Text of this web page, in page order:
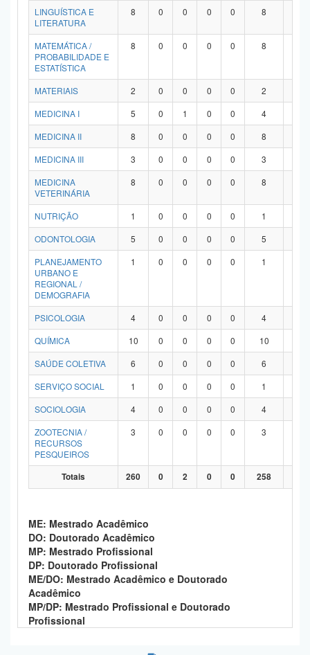
LINGUÍSTICA E
LITERATURA
8 0 0 0 0 8
MATEMÁTICA /
PROBABILIDADE E
ESTATÍSTICA
8 0 0 0 0 8
MATERIAIS 2 0 0 0 0 2
MEDICINA I
5 0 1 0 0 4
MEDICINA II
8 0 0 0 0 8
MEDICINA III
3 0 0 0 0 3
MEDICINA
VETERINÁRIA
8 0 0 0 0 8
NUTRIÇÃO 1 0 0 0 0 1
ODONTOLOGIA
5 0 0 0 0 5
PLANEJAMENTO
URBANO E
REGIONAL /
DEMOGRAFIA
1 0 0 0 0 1
PSICOLOGIA 4 0 0 0 0 4
QUÍMICA
10 0 0 0 0 10
SAÚDE COLETIVA
6 0 0 0 0 6
SERVIÇO SOCIAL
1 0 0 0 0 1
SOCIOLOGIA
4 0 0 0 0 4
ZOOTECNIA /
RECURSOS
PESQUEIROS
3 0 0 0 0 3
Totais 260 0 2 0 0 258
ME: Mestrado Acadêmico
DO: Doutorado Acadêmico
MP: Mestrado Profissional
DP: Doutorado Profissional
ME/DO: Mestrado Acadêmico e Doutorado
Acadêmico
MP/DP: Mestrado Profissional e Doutorado
Profissional